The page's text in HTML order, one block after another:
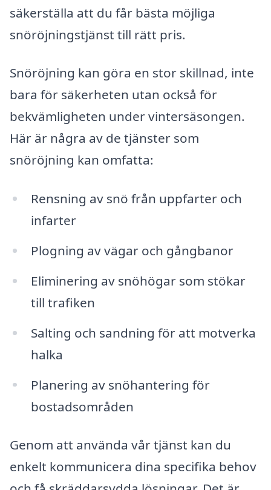
säkerställa att du får bästa möjliga
snöröjningstjänst till rätt pris.
Snöröjning kan göra en stor skillnad, inte
bara för säkerheten utan också för
bekvämligheten under vintersäsongen.
Här är några av de tjänster som
snöröjning kan omfatta:
Rensning av snö från uppfarter och
infarter
Plogning av vägar och gångbanor
Eliminering av snöhögar som stökar
till trafiken
Salting och sandning för att motverka
halka
Planering av snöhantering för
bostadsområden
Genom att använda vår tjänst kan du
enkelt kommunicera dina specifika behov